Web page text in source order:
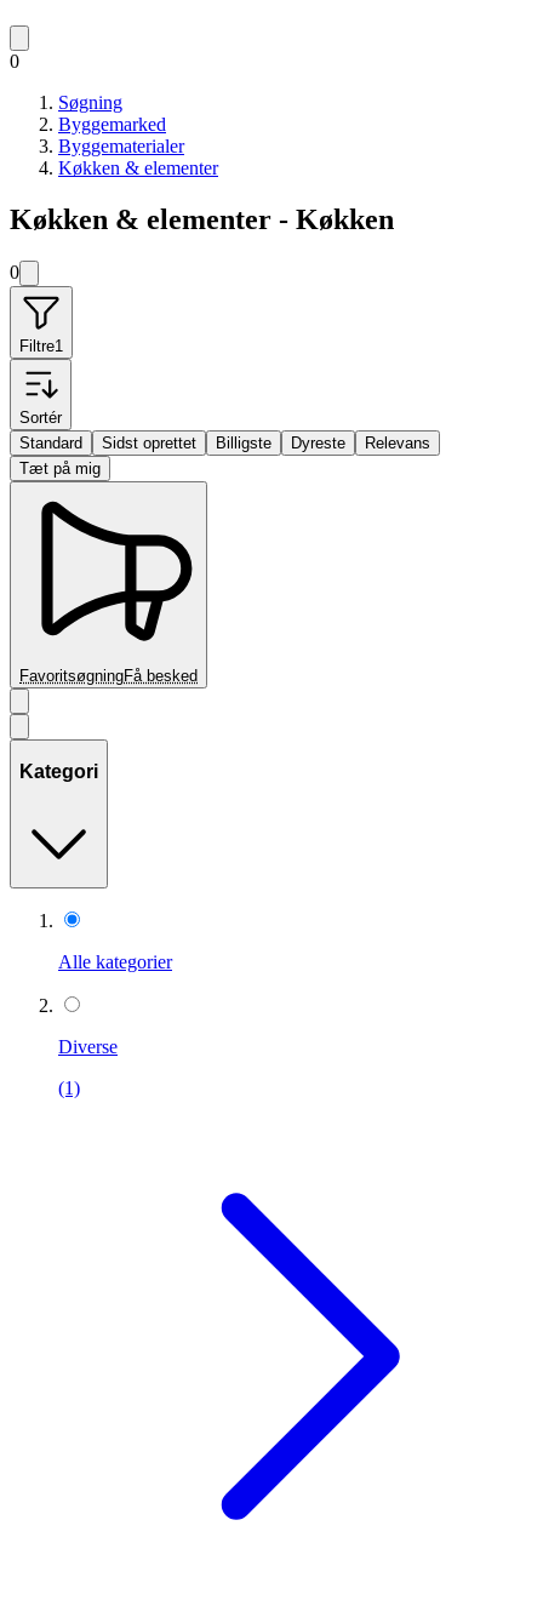
0
Søgning
Byggemarked
Byggematerialer
Køkken & elementer
Køkken & elementer - Køkken
0
Filtre1
Sortér
Standard
Sidst oprettet Billigste Dyreste
Relevans
Tæt på mig
FavoritsøgningFå besked
Kategori
Alle kategorier
Diverse
(1)